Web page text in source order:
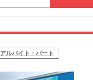
アルバイト・パート